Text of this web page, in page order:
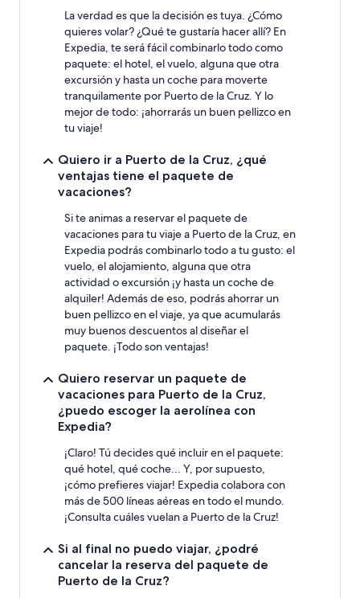
La verdad es que la decisión es tuya. ¿Cómo
quieres volar? ¿Qué te gustaría hacer allí? En
Expedia, te será fácil combinarlo todo como
paquete: el hotel, el vuelo, alguna que otra
excursión y hasta un coche para moverte
tranquilamente por Puerto de la Cruz. Y lo
mejor de todo: ¡ahorrarás un buen pellizco en
tu viaje!
Quiero ir a Puerto de la Cruz, ¿qué
ventajas tiene el paquete de
vacaciones?
Si te animas a reservar el paquete de
vacaciones para tu viaje a Puerto de la Cruz, en
Expedia podrás combinarlo todo a tu gusto: el
vuelo, el alojamiento, alguna que otra
actividad o excursión ¡y hasta un coche de
alquiler! Además de eso, podrás ahorrar un
buen pellizco en el viaje, ya que acumularás
muy buenos descuentos al diseñar el
paquete. ¡Todo son ventajas!
Quiero reservar un paquete de
vacaciones para Puerto de la Cruz,
¿puedo escoger la aerolínea con
Expedia?
¡Claro! Tú decides qué incluir en el paquete:
qué hotel, qué coche... Y, por supuesto,
¡cómo prefieres viajar! Expedia colabora con
más de 500 líneas aéreas en todo el mundo.
¡Consulta cuáles vuelan a Puerto de la Cruz!
Si al final no puedo viajar, ¿podré
cancelar la reserva del paquete de
Puerto de la Cruz?